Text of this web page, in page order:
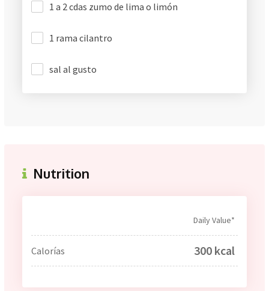
1 a 2 cdas zumo de lima o limón
1 rama cilantro
sal al gusto
Nutrition
Daily Value*
Calorías 300 kcal